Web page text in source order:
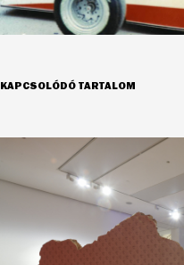
KAPCSOLÓDÓ TARTALOM